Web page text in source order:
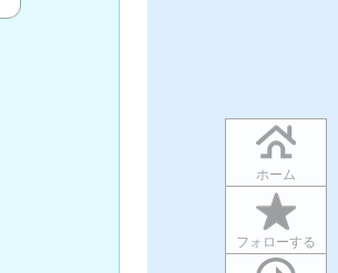
ホーム
フォローする